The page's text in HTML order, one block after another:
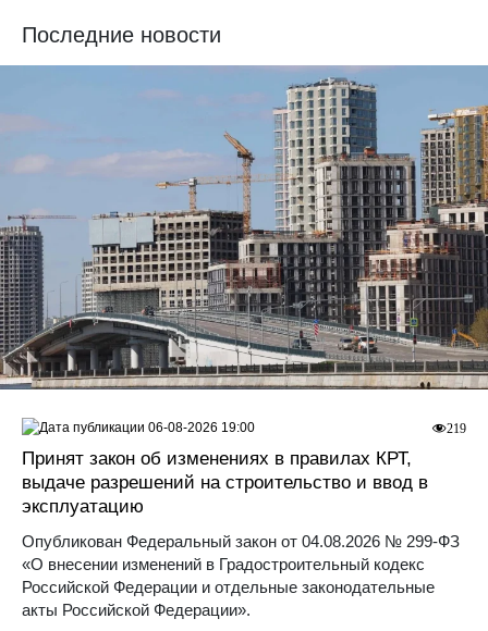
Последние новости
Принят закон об изменениях в правилах КРТ,
выдаче разрешений на строительство и ввод в
эксплуатацию
Опубликован Федеральный закон от 04.08.2026 № 299-ФЗ
«О внесении изменений в Градостроительный кодекс
Российской Федерации и отдельные законодательные
акты Российской Федерации».
219
06-08-2026 19:00